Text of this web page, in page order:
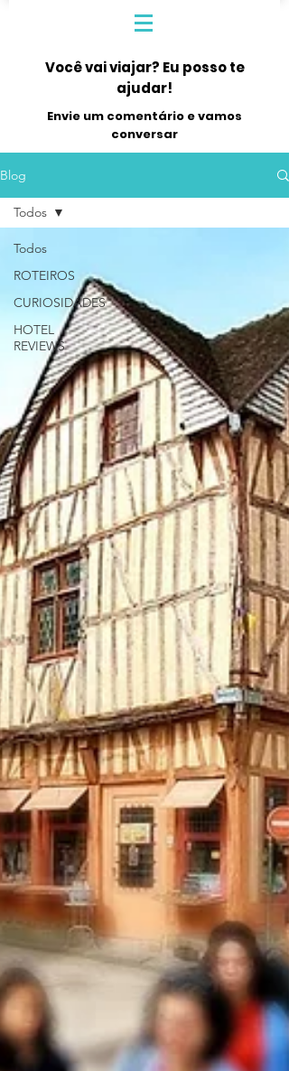
Você vai viajar? Eu posso te
ajudar!
Envie um comentário e vamos
conversar
Blog
Todos
ROTEIROS
CURIOSIDADES
HOTEL
REVIEWS
Todos